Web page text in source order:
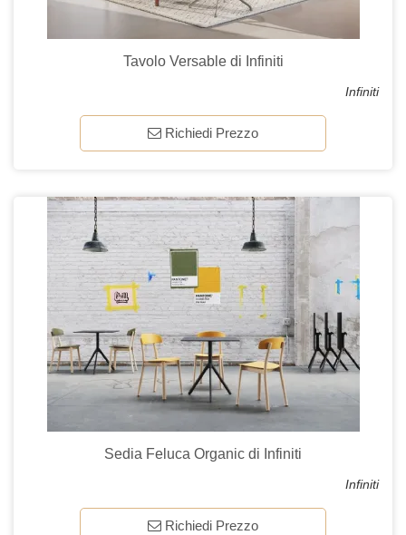
Tavolo Versable di Infiniti
Infiniti
Richiedi Prezzo
Sedia Feluca Organic di Infiniti
Infiniti
Richiedi Prezzo